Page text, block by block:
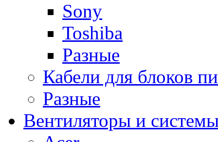
Sony
Toshiba
Разные
Кабели для блоков
Разные
Вентиляторы и